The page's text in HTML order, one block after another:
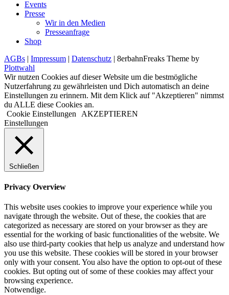
Events
Presse
Wir in den Medien
Presseanfrage
Shop
AGBs | Impressum | Datenschutz | 8erbahnFreaks Theme by
Plottwahl
Wir nutzen Cookies auf dieser Website um die bestmögliche
Nutzerfahrung zu gewährleisten und Dich automatisch an deine
Einstellungen zu erinnern. Mit dem Klick auf "Akzeptieren" nimmst
du ALLE diese Cookies an.
Cookie Einstellungen
AKZEPTIEREN
Einstellungen
Schließen
Privacy Overview
This website uses cookies to improve your experience while you
navigate through the website. Out of these, the cookies that are
categorized as necessary are stored on your browser as they are
essential for the working of basic functionalities of the website. We
also use third-party cookies that help us analyze and understand how
you use this website. These cookies will be stored in your browser
only with your consent. You also have the option to opt-out of these
cookies. But opting out of some of these cookies may affect your
browsing experience.
Notwendige.